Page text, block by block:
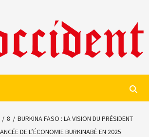
8
BURKINA FASO : LA VISION DU PRÉSIDENT
DE L’ÉCONOMIE BURKINABÈ EN 2025